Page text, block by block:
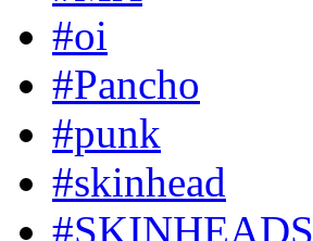
#oi
#Pancho
#punk
#skinhead
#SKINHEADS